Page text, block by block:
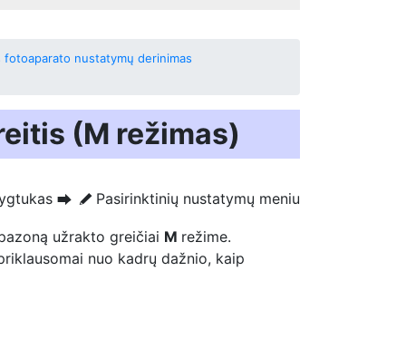
nustatymų derinimas
(M režimas)
U A Pasirinktinių nustatymų meniu
užrakto greičiai M režime.
nuo kadrų dažnio, kaip